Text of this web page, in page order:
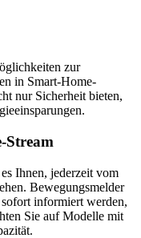
zur
in Smart-Home-
nur Sicherheit bieten,
Stream
Ihnen, jederzeit vom
Bewegungsmelder
informiert werden,
Sie auf Modelle mit